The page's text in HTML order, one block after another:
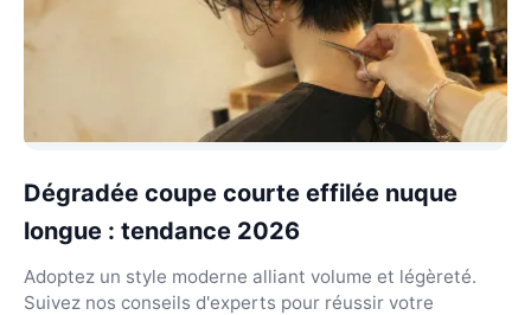
Dégradée coupe courte effilée nuque
longue : tendance 2026
Adoptez un style moderne alliant volume et légèreté.
Suivez nos conseils d'experts pour réussir votre